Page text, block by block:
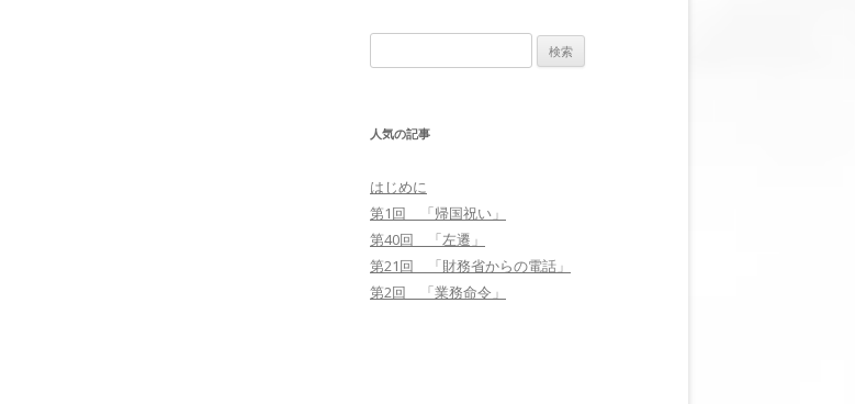
索
人気の記事
はじめに
第1回 「帰国祝い」
第40回 「左遷」
第21回 「財務省からの電話」
第2回 「業務命令」